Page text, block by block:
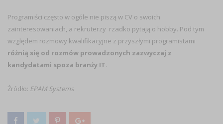
Programiści często w ogóle nie piszą w CV o swoich
zainteresowaniach, a rekruterzy rzadko pytają o hobby. Pod tym
względem rozmowy kwalifikacyjne z przyszłymi programistami
różnią się od rozmów prowadzonych zazwyczaj z
kandydatami spoza branży IT.
Źródło: EPAM Systems